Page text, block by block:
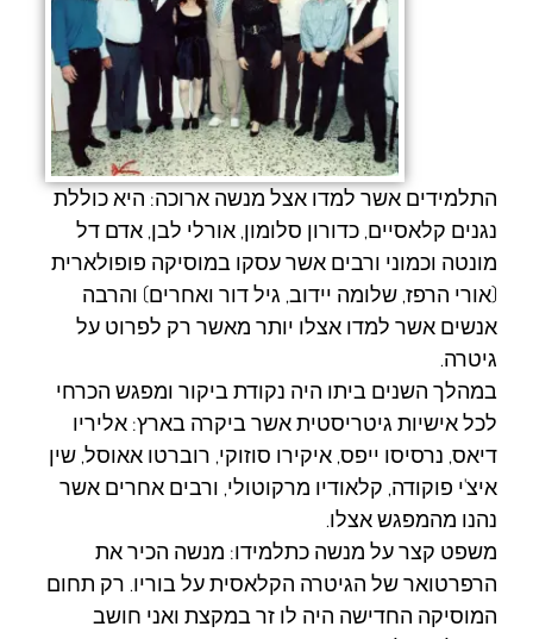
התלמידים אשר למדו אצל מנשה ארוכה: היא כוללת
נגנים קלאסיים, כדורון סלומון, אורלי לבן, אדם דל
מונטה וכמוני ורבים אשר עסקו במוסיקה פופולארית
(אורי הרפז, שלומה יידוב, גיל דור ואחרים) והרבה
אנשים אשר למדו אצלו יותר מאשר רק לפרוט על
גיטרה.
במהלך השנים ביתו היה נקודת ביקור ומפגש הכרחי
לכל אישיות גיטריסטית אשר ביקרה בארץ: אליריו
דיאס, נרסיסו ייפס, איקירו סוזוקי, רוברטו אאוסל, שין
איצ'י פוקודה, קלאודיו מרקוטולי, ורבים אחרים אשר
נהנו מהמפגש אצלו.
משפט קצר על מנשה כתלמידו: מנשה הכיר את
הרפרטואר של הגיטרה הקלאסית על בוריו. רק תחום
המוסיקה החדישה היה לו זר במקצת ואני חושב